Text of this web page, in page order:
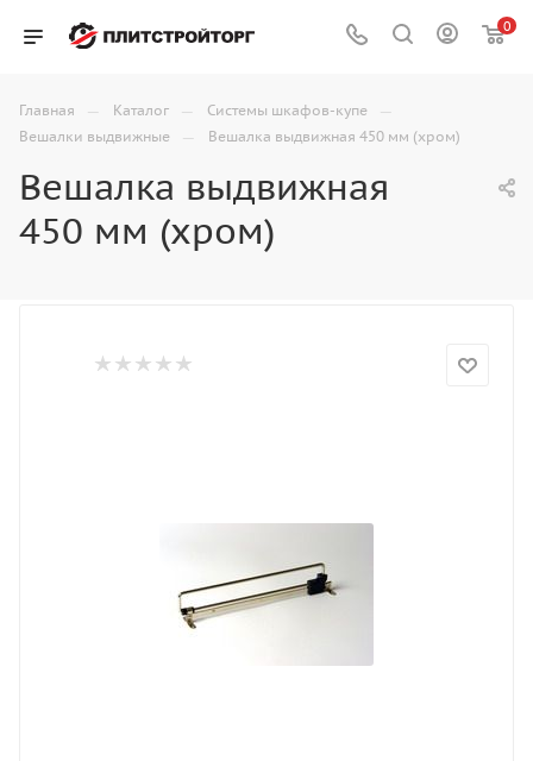
0
Главная — Каталог — Системы шкафов-купе —
Вешалки выдвижные — Вешалка выдвижная 450 мм (хром)
Вешалка выдвижная
450 мм (хром)